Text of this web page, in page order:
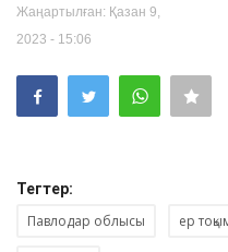
Жаңартылған: Қазан 9,
2023 - 15:06
Тегтер:
Павлодар облысы ер